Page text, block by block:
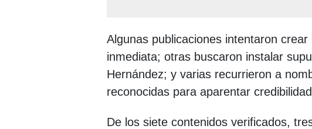
Algunas publicaciones intentaron
inmediata; otras buscaron instalar
Hernández; y varias recurrieron a
reconocidas para aparentar
De los siete contenidos verificados,